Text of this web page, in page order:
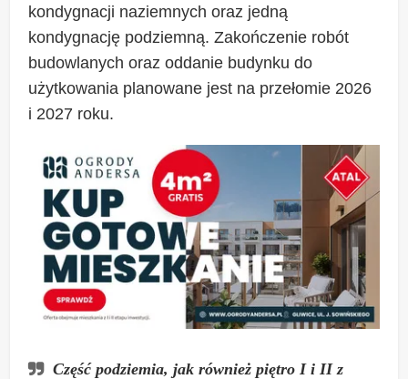
kondygnacji naziemnych oraz jedną
kondygnację podziemną. Zakończenie robót
budowlanych oraz oddanie budynku do
użytkowania planowane jest na przełomie 2026
i 2027 roku.
Część podziemia, jak również piętro I i II z